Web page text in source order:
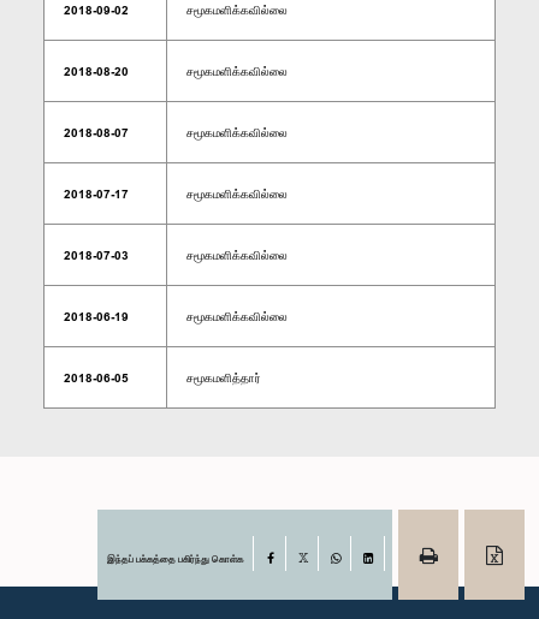
2018-09-02 சமூகமளிக்கவில்லை
2018-08-20 சமூகமளிக்கவில்லை
2018-08-07 சமூகமளிக்கவில்லை
2018-07-17 சமூகமளிக்கவில்லை
2018-07-03 சமூகமளிக்கவில்லை
2018-06-19 சமூகமளிக்கவில்லை
2018-06-05 சமூகமளித்தார்
இந்தப் பக்கத்தை பகிர்ந்து கொள்க Facebook